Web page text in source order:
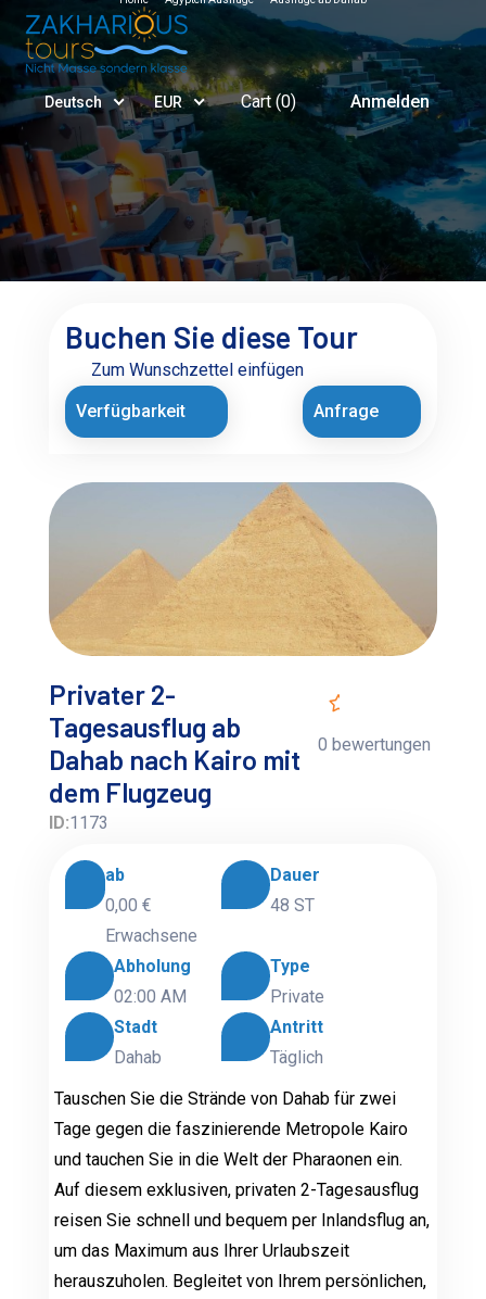
Deutsch EUR Cart (0) Anmelden
Privater 2-
Tagesausflug ab
Dahab nach Kairo mit
dem Flugzeug
ID:1173
0 bewertungen
ab
0,00 €
Erwachsene
Dauer
48 ST
Abholung
02:00 AM
Type
Private
Stadt
Dahab
Antritt
Täglich
Tauschen Sie die Strände von Dahab für zwei
Tage gegen die faszinierende Metropole Kairo
und tauchen Sie in die Welt der Pharaonen ein.
Auf diesem exklusiven, privaten 2-Tagesausflug
reisen Sie schnell und bequem per Inlandsflug an,
um das Maximum aus Ihrer Urlaubszeit
herauszuholen. Begleitet von Ihrem persönlichen,
Buchen Sie diese Tour
Zum Wunschzettel einfügen
Verfügbarkeit
Anfrage